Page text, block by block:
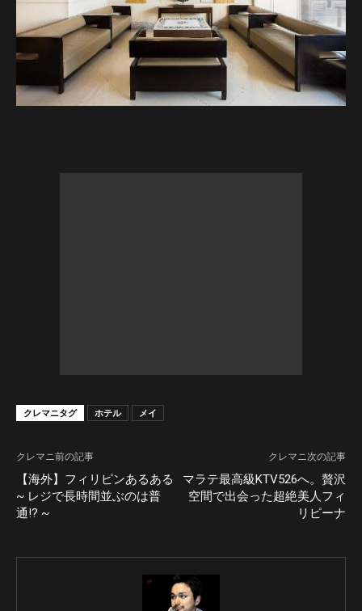
クレマニタグ ホテル メイ
クレマニ前の記事
【海外】フィリピンあるある
~ レジで長時間並ぶのは普
通!? ~
クレマニ次の記事
マラテ最高級KTV526へ。贅沢
空間で出会った超絶美人フィ
リピーナ